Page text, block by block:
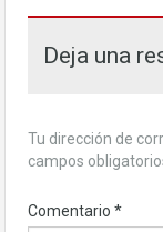
Deja una
Tu dirección de
campos
Comentario *